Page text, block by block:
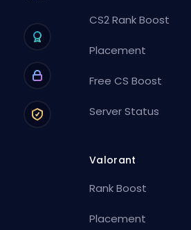
CS2 Rank Boost
Placement
Free CS Boost
Server Status
Valorant
Rank Boost
Placement